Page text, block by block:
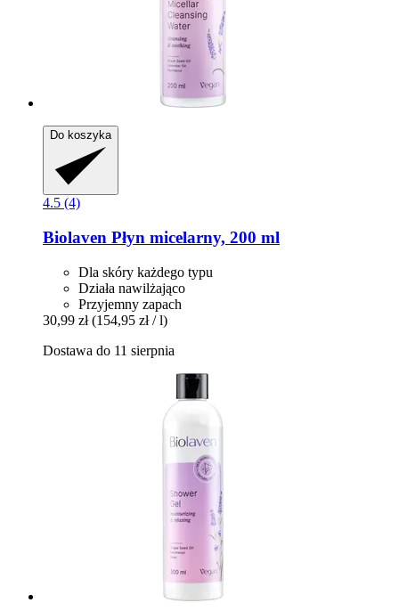
Do koszyka
4.5 (4)
Biolaven Płyn micelarny, 200 ml
Dla skóry każdego typu
Działa nawilżająco
Przyjemny zapach
30,99 zł (154,95 zł / l)
Dostawa do 11 sierpnia